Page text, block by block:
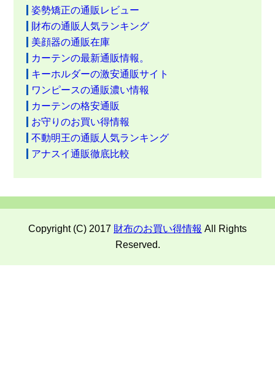
姿勢矯正の通販レビュー
財布の通販人気ランキング
美顔器の通販在庫
カーテンの最新通販情報。
キーホルダーの激安通販サイト
ワンピースの通販濃い情報
カーテンの格安通販
お守りのお買い得情報
不動明王の通販人気ランキング
アナスイ通販徹底比較
Copyright (C) 2017 財布のお買い得情報 All Rights
Reserved.